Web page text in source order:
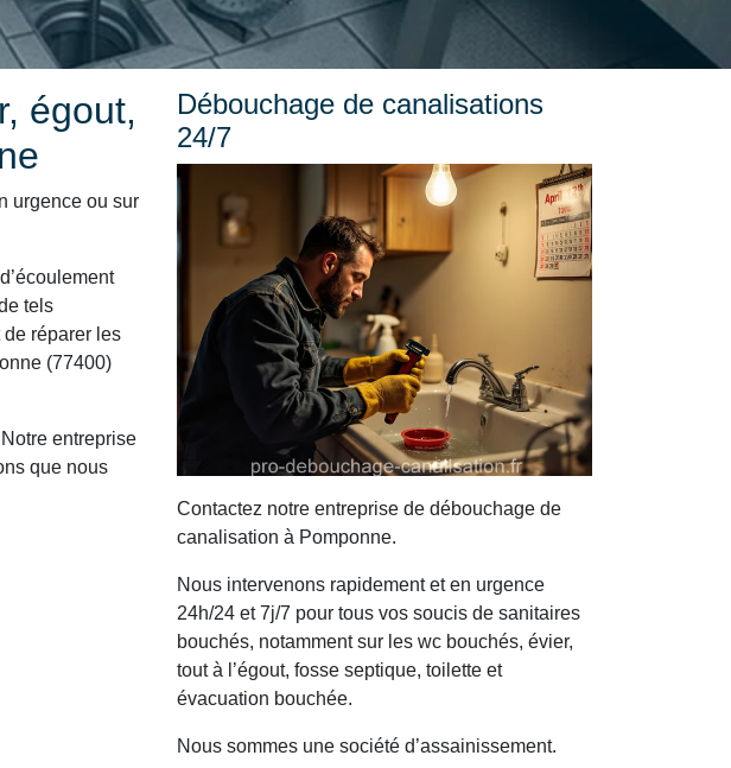
égout,
urgence ou sur
tels
de réparer les
(77400)
entreprise
que nous
Débouchage de canalisations
24/7
Contactez notre entreprise de débouchage de
canalisation à Pomponne.
Nous intervenons rapidement et en urgence
24h/24 et 7j/7 pour tous vos soucis de sanitaires
bouchés, notamment sur les wc bouchés, évier,
tout à l’égout, fosse septique, toilette et
évacuation bouchée.
Nous sommes une société d’assainissement.